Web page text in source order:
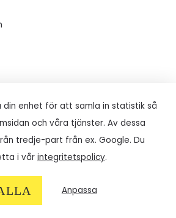
221A
din enhet för att samla in statistik så
och våra tjänster. Av dessa
tredje-part från ex. Google. Du
i vår integritetspolicy.
Anpassa